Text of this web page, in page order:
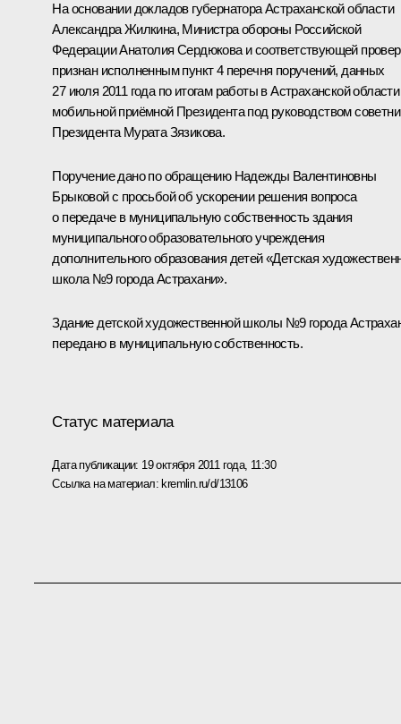
На основании докладов губернатора Астраханской области
Александра Жилкина, Министра обороны Российской
ФедерацииАнатолия Сердюковаи соответствующей
признан исполненным пункт 4 перечня поручений, данных
27 июля 2011 года по итогам работы в Астраханской области
мобильной приёмной Президента под руководством
Президента Мурата Зязикова.
Поручение дано по обращению Надежды Валентиновны
Брыковой с просьбой об ускорении решения вопроса
о передаче в муниципальную собственность здания
муниципального образовательного учреждения
дополнительного образования детей «Детская
школа №9 города Астрахани».
Здание детской художественной школы №9 города
передано в муниципальную собственность.
Статус материала
Дата публикации: 19 октября 2011 года, 11:30
Ссылка на материал:kremlin.ru/d/13106